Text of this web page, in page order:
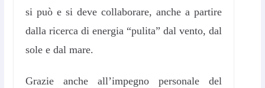
si può e si deve collaborare, anche a partire
dalla ricerca di energia “pulita” dal vento, dal
sole e dal mare.
Grazie anche all’impegno personale del